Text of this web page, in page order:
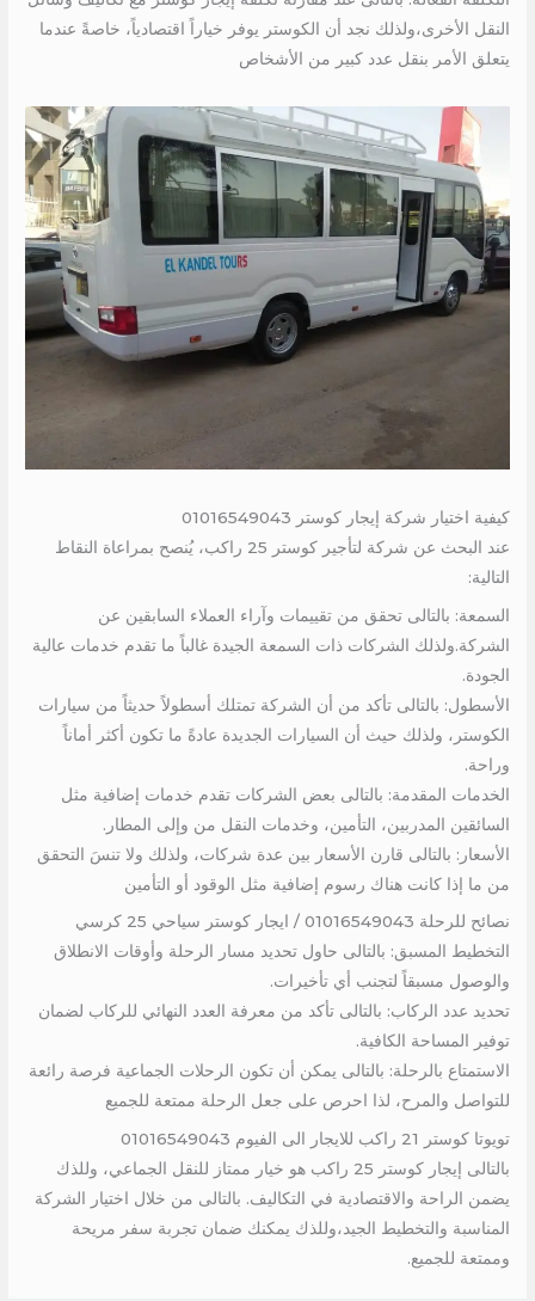
النقل الأخرى،ولذلك نجد أن الكوستر يوفر خياراً اقتصادياً، خاصةً عندما
يتعلق الأمر بنقل عدد كبير من الأشخاص
كيفية اختيار شركة إيجار كوستر 01016549043
عند البحث عن شركة لتأجير كوستر 25 راكب، يُنصح بمراعاة النقاط
التالية:
السمعة: بالتالى تحقق من تقييمات وآراء العملاء السابقين عن
الشركة.ولذلك الشركات ذات السمعة الجيدة غالباً ما تقدم خدمات عالية
الجودة.
الأسطول: بالتالى تأكد من أن الشركة تمتلك أسطولاً حديثاً من سيارات
الكوستر، ولذلك حيث أن السيارات الجديدة عادةً ما تكون أكثر أماناً
وراحة.
الخدمات المقدمة: بالتالى بعض الشركات تقدم خدمات إضافية مثل
السائقين المدربين، التأمين، وخدمات النقل من وإلى المطار.
الأسعار: بالتالى قارن الأسعار بين عدة شركات، ولذلك ولا تنسَ التحقق
من ما إذا كانت هناك رسوم إضافية مثل الوقود أو التأمين
نصائح للرحلة 01016549043 / ايجار كوستر سياحي 25 كرسي
التخطيط المسبق: بالتالى حاول تحديد مسار الرحلة وأوقات الانطلاق
والوصول مسبقاً لتجنب أي تأخيرات.
تحديد عدد الركاب: بالتالى تأكد من معرفة العدد النهائي للركاب لضمان
توفير المساحة الكافية.
الاستمتاع بالرحلة: بالتالى يمكن أن تكون الرحلات الجماعية فرصة رائعة
للتواصل والمرح، لذا احرص على جعل الرحلة ممتعة للجميع
تويوتا كوستر 21 راكب للايجار الى الفيوم 01016549043
بالتالى إيجار كوستر 25 راكب هو خيار ممتاز للنقل الجماعي، وللذك
يضمن الراحة والاقتصادية في التكاليف. بالتالى من خلال اختيار الشركة
المناسبة والتخطيط الجيد،وللذك يمكنك ضمان تجربة سفر مريحة
وممتعة للجميع.